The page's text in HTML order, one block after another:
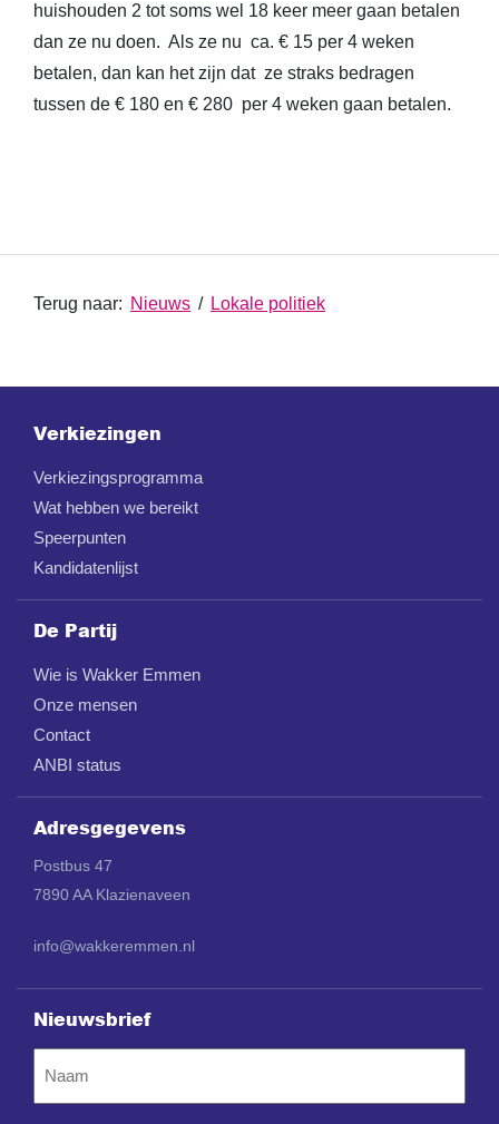
huishouden 2 tot soms wel 18 keer meer gaan betalen
dan ze nu doen. Als ze nu ca. € 15 per 4 weken
betalen, dan kan het zijn dat ze straks bedragen
tussen de € 180 en € 280 per 4 weken gaan betalen.
Terug naar: Nieuws / Lokale politiek
Verkiezingen
Verkiezingsprogramma
Wat hebben we bereikt
Speerpunten
Kandidatenlijst
De Partij
Wie is Wakker Emmen
Onze mensen
Contact
ANBI status
Adresgegevens
Postbus 47
7890 AA Klazienaveen
info@wakkeremmen.nl
Nieuwsbrief